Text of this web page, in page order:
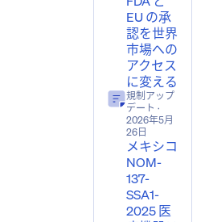
EU の承
認を世界
市場への
アクセス
に変える
規制アップ
デート ·
2026年5月
26日
メキシコ
NOM-
137-
SSA1-
2025 医